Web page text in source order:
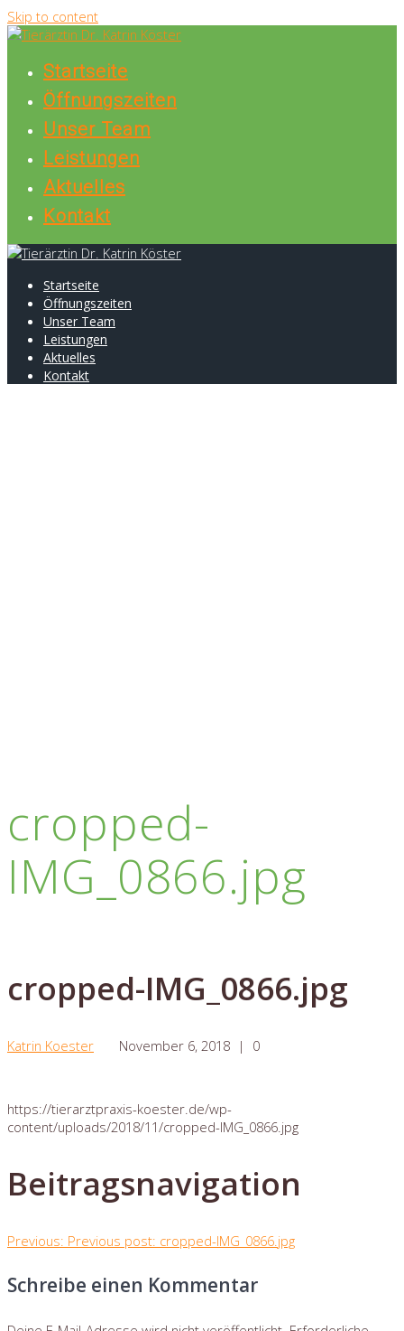
Skip to content
Startseite
Öffnungszeiten
Unser Team
Leistungen
Aktuelles
Kontakt
Startseite
Öffnungszeiten
Unser Team
Leistungen
Aktuelles
Kontakt
cropped-
IMG_0866.jpg
cropped-IMG_0866.jpg
Katrin Koester November 6, 2018 | 0
https://tierarztpraxis-koester.de/wp-
content/uploads/2018/11/cropped-IMG_0866.jpg
Beitragsnavigation
Previous: Previous post: cropped-IMG_0866.jpg
Schreibe einen Kommentar